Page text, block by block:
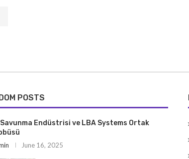
POSTS
Endüstrisi ve LBA Systems Ortak
June 16, 2025